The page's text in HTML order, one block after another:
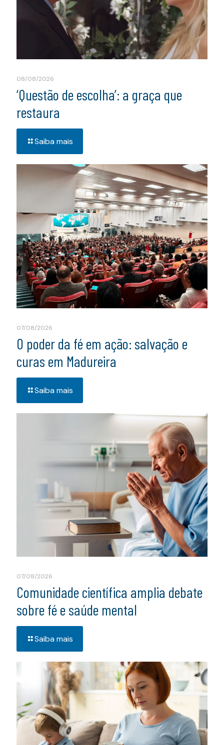
08/08/2026
‘Questão de escolha’: a graça que
restaura
Saiba mais
07/08/2026
O poder da fé em ação: salvação e
curas em Madureira
Saiba mais
07/08/2026
Comunidade científica amplia debate
sobre fé e saúde mental
Saiba mais